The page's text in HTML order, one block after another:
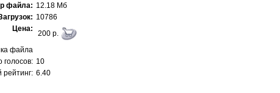
файла: 12.18 Мб
10786
Цена:
200 p.
файла
голосов: 10
6.40